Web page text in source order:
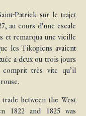
Patrick sur le trajet
au cours d’une escale
et remarqua une vieille
les Tikopiens avaient
a deux ou trois jours
très vite qu’il
between the West
1822 and 1825 was